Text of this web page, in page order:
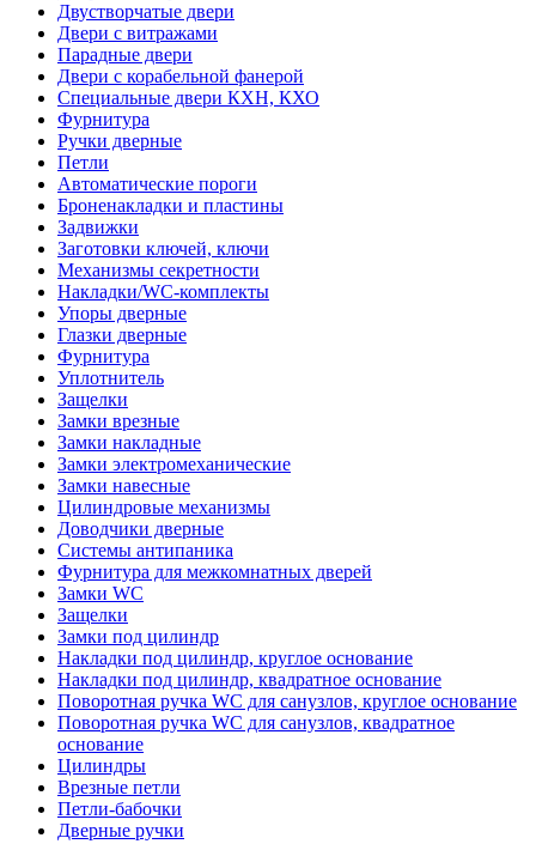
Двустворчатые двери
Двери с витражами
Парадные двери
Двери с корабельной фанерой
Специальные двери КХН, КХО
Фурнитура
Ручки дверные
Петли
Автоматические пороги
Броненакладки и пластины
Задвижки
Заготовки ключей, ключи
Механизмы секретности
Накладки/WC-комплекты
Упоры дверные
Глазки дверные
Фурнитура
Уплотнитель
Защелки
Замки врезные
Замки накладные
Замки электромеханические
Замки навесные
Цилиндровые механизмы
Доводчики дверные
Системы антипаника
Фурнитура для межкомнатных дверей
Замки WC
Защелки
Замки под цилиндр
Накладки под цилиндр, круглое основание
Накладки под цилиндр, квадратное основание
Поворотная ручка WC для санузлов, круглое основание
Поворотная ручка WC для санузлов, квадратное
основание
Цилиндры
Врезные петли
Петли-бабочки
Дверные ручки